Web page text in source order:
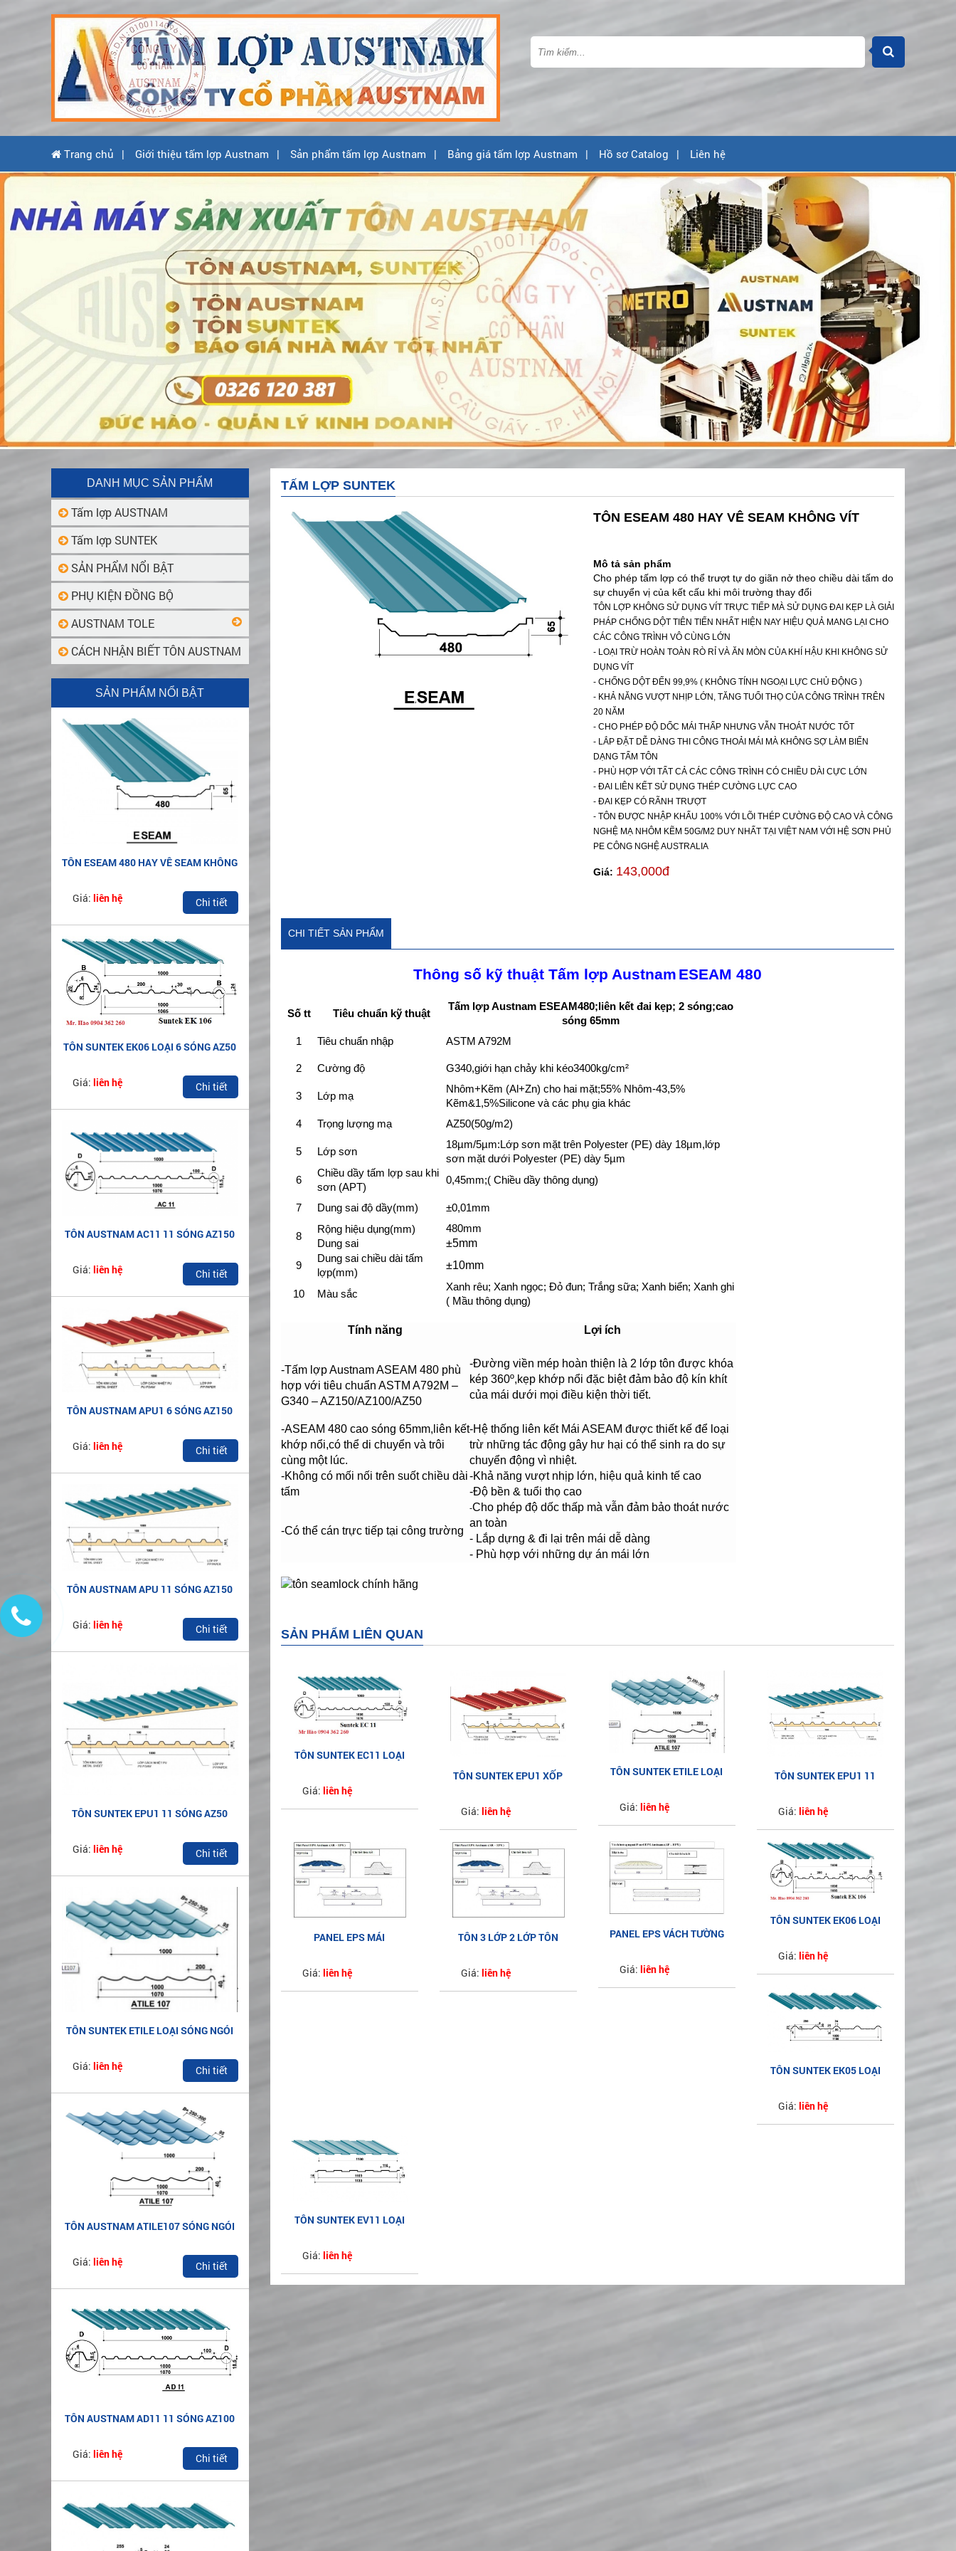
Trang chủ Giới thiệu tấm lợp Austnam Sản phẩm tấm lợp Austnam Bảng giá tấm lợp Austnam Hồ sơ Catalog Liên hệ
DANH MỤC SẢN PHẨM
Tấm lợp AUSTNAM
Tấm lợp SUNTEK
SẢN PHẨM NỔI BẬT
PHỤ KIỆN ĐỒNG BỘ
AUSTNAM TOLE
CÁCH NHẬN BIẾT TÔN AUSTNAM
SẢN PHẨM NỔI BẬT
TÔN ESEAM 480 HAY VÊ SEAM KHÔNG
Giá: liên hệ Chi tiết
TÔN SUNTEK EK06 LOẠI 6 SÓNG AZ50
Giá: liên hệ Chi tiết
TÔN AUSTNAM AC11 11 SÓNG AZ150
Giá: liên hệ Chi tiết
TÔN AUSTNAM APU1 6 SÓNG AZ150
Giá: liên hệ Chi tiết
TÔN AUSTNAM APU 11 SÓNG AZ150
Giá: liên hệ Chi tiết
TÔN SUNTEK EPU1 11 SÓNG AZ50
Giá: liên hệ Chi tiết
TÔN SUNTEK ETILE LOẠI SÓNG NGÓI
Giá: liên hệ Chi tiết
TÔN AUSTNAM ATILE107 SÓNG NGÓI
Giá: liên hệ Chi tiết
TÔN AUSTNAM AD11 11 SÓNG AZ100
Giá: liên hệ Chi tiết
TẤM LỢP SUNTEK
TÔN ESEAM 480 HAY VÊ SEAM KHÔNG VÍT
Mô tả sản phẩm
Cho phép tấm lợp có thể trượt tự do giãn nở theo chiều dài tấm do
sự chuyển vị của kết cấu khi môi trường thay đổi
TÔN LỢP KHÔNG SỬ DỤNG VÍT TRỰC TIẾP MÀ SỬ DỤNG ĐAI KẸP LÀ GIẢI
PHÁP CHỐNG DỘT TIÊN TIẾN NHẤT HIỆN NAY HIỆU QUẢ MANG LẠI CHO
CÁC CÔNG TRÌNH VÔ CÙNG LỚN
- LOẠI TRỪ HOÀN TOÀN RÒ RỈ VÀ ĂN MÒN CỦA KHÍ HẬU KHI KHÔNG SỬ
DỤNG VÍT
- CHỐNG DỘT ĐẾN 99,9% ( KHÔNG TÍNH NGOẠI LỰC CHỦ ĐỘNG )
- KHẢ NĂNG VƯỢT NHỊP LỚN, TĂNG TUỔI THỌ CỦA CÔNG TRÌNH TRÊN
20 NĂM
- CHO PHÉP ĐỘ DỐC MÁI THẤP NHƯNG VẪN THOÁT NƯỚC TỐT
- LẮP ĐẶT DỄ DÀNG THI CÔNG THOẢI MÁI MÀ KHÔNG SỢ LÀM BIẾN
DẠNG TẤM TÔN
- PHÙ HỢP VỚI TẤT CẢ CÁC CÔNG TRÌNH CÓ CHIỀU DÀI CỰC LỚN
- ĐAI LIÊN KẾT SỬ DỤNG THÉP CƯỜNG LỰC CAO
- ĐAI KẸP CÓ RÃNH TRƯỢT
- TÔN ĐƯỢC NHẬP KHẨU 100% VỚI LÕI THÉP CƯỜNG ĐỘ CAO VÀ CÔNG
NGHỆ MẠ NHÔM KẼM 50G/M2 DUY NHẤT TẠI VIỆT NAM VỚI HỆ SƠN PHỦ
PE CÔNG NGHỆ AUSTRALIA
Giá: 143,000đ
CHI TIẾT SẢN PHẨM
Thông số kỹ thuật Tấm lợp Austnam ESEAM 480
Số tt Tiêu chuẩn kỹ thuật
Tấm lợp Austnam ESEAM480;liên kết đai kẹp; 2 sóng;cao
sóng 65mm
1
Tiêu chuẩn nhập ASTM A792M
2 Cường độ G340,giới hạn chảy khi kéo3400kg/cm²
3 Lớp mạ
Nhôm+Kẽm (Al+Zn) cho hai mặt;55% Nhôm-43,5%
Kẽm&1,5%Silicone và các phụ gia khác
4
Trọng lượng mạ AZ50(50g/m2)
5 Lớp sơn
18µm/5µm:Lớp sơn mặt trên Polyester (PE) dày 18µm,lớp
sơn mặt dưới Polyester (PE) dày 5µm
6
Chiều dầy tấm lợp sau khi
sơn (APT)
0,45mm;( Chiều dầy thông dụng)
7 Dung sai độ dầy(mm) ±0,01mm
8
Rộng hiệu dụng(mm)
Dung sai
480mm
±5mm
9
Dung sai chiều dài tấm
lợp(mm)
±10mm
10 Màu sắc
Xanh rêu; Xanh ngọc; Đỏ đun; Trắng sữa; Xanh biển; Xanh ghi
( Mầu thông dụng)
Tính năng Lợi ích
-Tấm lợp Austnam ASEAM 480 phù
hợp với tiêu chuẩn ASTM A792M –
G340 – AZ150/AZ100/AZ50
-Đường viền mép hoàn thiện là 2 lớp tôn được khóa
kép 360º,kẹp khớp nổi đặc biệt đảm bảo độ kín khít
của mái dưới mọi điều kiện thời tiết.
-ASEAM 480 cao sóng 65mm,liên kết
khớp nổi,có thể di chuyển và trôi
cùng một lúc.
-Hệ thống liên kết Mái ASEAM được thiết kế để loại
trừ những tác động gây hư hại có thể sinh ra do sự
chuyển động vì nhiệt.
-Không có mối nối trên suốt chiều dài
tấm
-Khả năng vượt nhịp lớn, hiệu quả kinh tế cao
-Độ bền & tuổi thọ cao
-Có thể cán trực tiếp tại công trường
-Cho phép độ dốc thấp mà vẫn đảm bảo thoát nước
an toàn
- Lắp dựng & đi lại trên mái dễ dàng
- Phù hợp với những dự án mái lớn
SẢN PHẨM LIÊN QUAN
TÔN SUNTEK EC11 LOẠI
Giá: liên hệ
TÔN SUNTEK EPU1 XỐP
Giá: liên hệ
TÔN SUNTEK ETILE LOẠI
Giá: liên hệ
TÔN SUNTEK EPU1 11
Giá: liên hệ
PANEL EPS MÁI
Giá: liên hệ
TÔN 3 LỚP 2 LỚP TÔN
Giá: liên hệ
PANEL EPS VÁCH TƯỜNG
Giá: liên hệ
TÔN SUNTEK EK06 LOẠI
Giá: liên hệ
TÔN SUNTEK EK05 LOẠI
Giá: liên hệ
TÔN SUNTEK EV11 LOẠI
Giá: liên hệ